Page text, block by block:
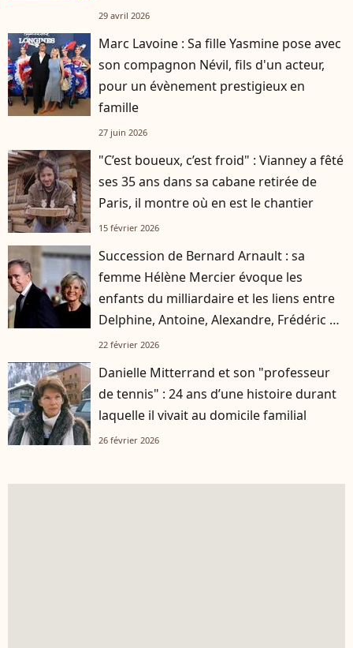
29 avril 2026
Marc Lavoine : Sa fille Yasmine pose avec
son compagnon Névil, fils d'un acteur,
pour un évènement prestigieux en
famille
27 juin 2026
"C’est boueux, c’est froid" : Vianney a fêté
ses 35 ans dans sa cabane retirée de
Paris, il montre où en est le chantier
15 février 2026
Succession de Bernard Arnault : sa
femme Hélène Mercier évoque les
enfants du milliardaire et les liens entre
Delphine, Antoine, Alexandre, Frédéric et
Jean
22 février 2026
Danielle Mitterrand et son "professeur
de tennis" : 24 ans d’une histoire durant
laquelle il vivait au domicile familial
26 février 2026